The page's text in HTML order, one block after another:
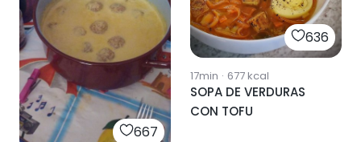
667
636
17min · 677kcal
SOPA DE VERDURAS
CON TOFU